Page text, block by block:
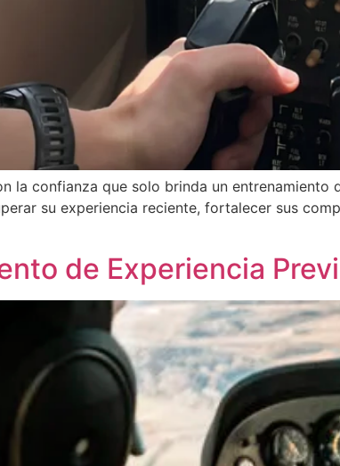
la confianza que solo brinda un
su experiencia reciente, fortalecer sus
de Experiencia